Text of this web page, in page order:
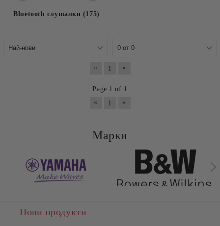
Bluetooth слушалки (175)
« 1 »
Page 1 of 1
«
1 »
Марки
Нови продукти